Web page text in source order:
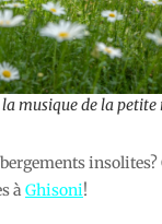
la musique de la
insolites?
à Ghisoni!